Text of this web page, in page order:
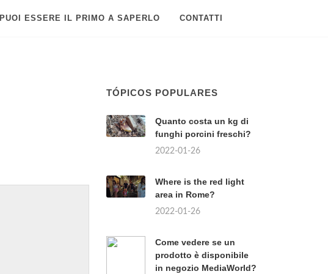
PUOI ESSERE IL PRIMO A SAPERLO CONTATTI
TÓPICOS POPULARES
Quanto costa un kg di
funghi porcini freschi?
2022-01-26
Where is the red light
area in Rome?
2022-01-26
Come vedere se un
prodotto è disponibile
in negozio MediaWorld?